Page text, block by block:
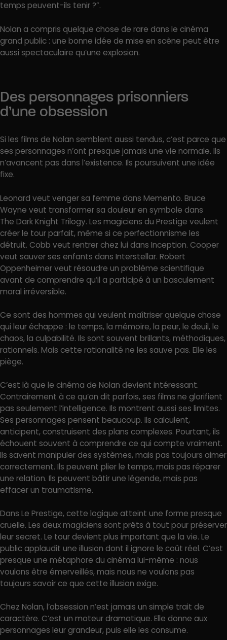
temps peuvent-ils tenir ?”.
Nolan a compris quelque chose de rare dans le cinéma
grand public : une bonne idée de mise en scène peut être
aussi spectaculaire qu’une explosion.
Des personnages prisonniers
d’une obsession
Si les films de Nolan semblent aussi tendus, c’est parce que
ses personnages n’ont presque jamais une vie normale. Ils
n’avancent pas dans l’existence. Ils poursuivent une idée
fixe.
Leonard veut venger sa femme dans Memento. Bruce
Wayne veut transformer sa douleur en symbole dans
The Dark Knight Trilogy. Les magiciens du Prestige veulent
créer le tour parfait, même si ce perfectionnisme les
détruit. Cobb veut rentrer chez lui dans Inception. Cooper
veut sauver ses enfants dans Interstellar. Robert
Oppenheimer veut résoudre un problème scientifique
avant de comprendre qu’il a participé à un basculement
moral irréversible.
Ce sont des hommes qui veulent maîtriser quelque chose
qui leur échappe : le temps, la mémoire, la peur, le deuil, le
chaos, la culpabilité. Ils sont souvent brillants, méthodiques,
rationnels. Mais cette rationalité ne les sauve pas. Elle les
piège.
C’est là que le cinéma de Nolan devient intéressant.
Contrairement à ce qu’on dit parfois, ses films ne glorifient
pas seulement l’intelligence. Ils montrent aussi ses limites.
Ses personnages pensent beaucoup. Ils calculent,
anticipent, construisent des plans complexes. Pourtant, ils
échouent souvent à comprendre ce qui compte vraiment.
Ils savent manipuler des systèmes, mais pas toujours aimer
correctement. Ils peuvent plier le temps, mais pas réparer
une relation. Ils peuvent bâtir une légende, mais pas
effacer un traumatisme.
Dans Le Prestige, cette logique atteint une forme presque
cruelle. Les deux magiciens sont prêts à tout pour préserver
leur secret. Le tour devient plus important que la vie. Le
public applaudit une illusion dont il ignore le coût réel. C’est
presque une métaphore du cinéma lui-même : nous
voulons être émerveillés, mais nous ne voulons pas
toujours savoir ce que cette illusion exige.
Chez Nolan, l’obsession n’est jamais un simple trait de
caractère. C’est un moteur dramatique. Elle donne aux
personnages leur grandeur, puis elle les consume.